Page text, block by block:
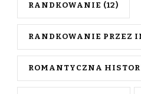
RANDKOWANIE (12)
RANDKOWANIE PRZEZ
ROMANTYCZNA